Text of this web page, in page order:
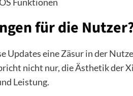
für die
Updates eine Zäsur in der
nicht nur, die Ästhetik der
Leistung.